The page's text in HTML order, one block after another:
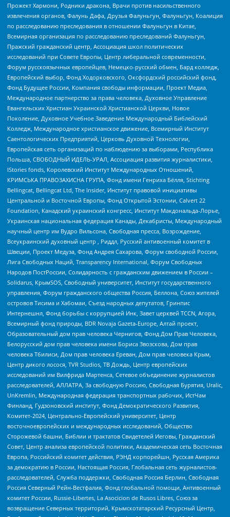
Прожект Хармони, Родники дракона, Врачи против насильственного
извлечения органов, Фалунь Дафа, Друзья Фалуньгун, Фалуньгун, Коалиция
по расследованию преследования в отношении Фалуньгун в Китае,
Всемирная организация по расследованию преследований Фалуньгун,
Пражский гражданский центр, Ассоциация школ политических
исследований при Совете Европы, Центр либеральной современности,
Форум русскоязычных европейцев, Немецко-русский обмен, Бард колледж,
Европейский выбор, Фонд Ходорковского, Оксфордский российский фонд,
Фонд Будущее России, Компания свободы информации, Проект Медиа,
Международное партнерство за права человека, Духовное Управление
Евангельских Христиан Украинской Христианской Церкви, Новое
Поколение, Духовное Учебное Заведение Международный Библейский
Колледж, Международное христианское движение, Всемирный Институт
Саентологических Предприятий, Церковь Духовной Технологии,
Европейская сеть организаций по наблюдению за выборами, Республика
Польша, СВОБОДНЫЙ ИДЕЛЬ-УРАЛ, Ассоциация развития журналистики,
IStories fonds, Королевский Институт Международных Отношений,
КРИМСЬКА ПРАВОЗАХИСНА ГРУПА, Фонд имени Генриха Бёлля, Stichting
Bellingcat, Bellingcat Ltd, The Insider, Институт правовой инициативы
Центральной и Восточной Европы, Фонд Открытой Эстонии, Calvert 22
Foundation, Канадский украинский конгресс, Институт Макдональда-Лорье,
Украинская национальная федерация Канады, Декабристы, Международный
научный центр им Вудро Вильсона, Свободная пресса, Возрождение,
Всеукраинский духовный центр , Риддл, Русский антивоенный комитет в
Швеции, Проект Медуза, Фонд Андрея Сахарова, Форум свободной России,
Лига Свободных Наций, Transparеncy International, Форум Свободных
Народов ПостРоссии, Солидарность с гражданским движением в России –
Solidarus, КрымSOS, Свободный университет, Институт государственного
управления, Форум гражданского общества Россия, Беллона, Союз жителей
островов Тисима и Хабомаи, Съезд народных депутатов, Гринпис
Интернешнл, Фонд борьбы с коррупцией Инк, Завет церквей TCCN, Агора,
Всемирный фонд природы, BDR Novaja Gazeta-Europe, Алтай проект,
Образовательный дом прав человека Чернигов, Фонд Дом Прав Человека,
Белорусский дом прав человека имени Бориса Звозскова, Дом прав
человека Тбилиси, Дом прав человека Ереван, Дом прав человека Крым,
Центр дикого лосося, TVR Studios, ТВ Дождь, Центр европейских
исследований им Вилфрида Мартенса, Сетевое объединение журналистов
расследователей, АЛЛАТРА, За свободную Россию, Свободная Бурятия, Uralic,
UnKremlin, Международная федерация транспортных рабочих, ИстЧам
Финланд, Гудзоновский институт, Фонд Демократического Развития,
Комитет-2024, Центрально-Европейский университет, Центр
восточноевропейских и международных исследований, Общество
Сторожевой башни, Библии и трактатов Свидетелей Иеговы, Гражданский
Совет, Центр анализа европейской политики, Академическая сеть Восточная
Европа, Российский комитет действия, РЭНД корпорейшн, Русская Америка
за демократию в России, Настоящая Россия, Глобальная сеть журналистов-
расследователей, Служба поддержки, Свободная Россия Берлин, Свободная
Россия Северный Рейн-Вестфалия, Фонд глобальной помощи, Антивоенный
комитет России, Russie-Libertes, La Asocicion de Rusos Libres, Союз за
возвращение Северных территорий, Крымскотатарский Ресурсный Центр,